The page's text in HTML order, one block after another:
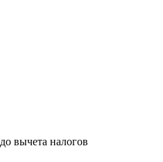
до вычета налогов